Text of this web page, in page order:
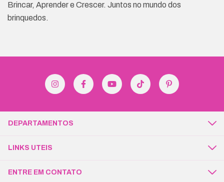
Brincar, Aprender e Crescer. Juntos no mundo dos
brinquedos.
DEPARTAMENTOS
LINKS UTEIS
ENTRE EM CONTATO